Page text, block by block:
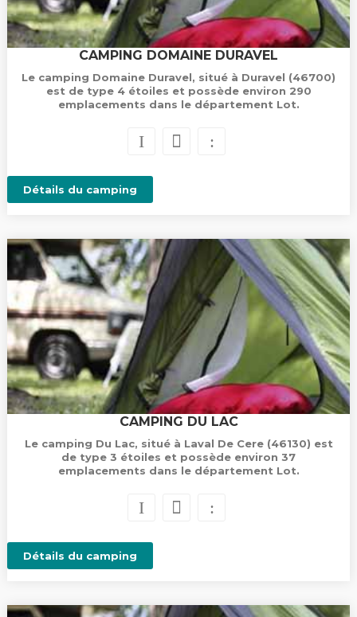
CAMPING DOMAINE DURAVEL
Le camping Domaine Duravel, situé à Duravel (46700)
est de type 4 étoiles et possède environ 290
emplacements dans le département Lot.
Détails du camping
CAMPING DU LAC
Le camping Du Lac, situé à Laval De Cere (46130) est
de type 3 étoiles et possède environ 37
emplacements dans le département Lot.
Détails du camping